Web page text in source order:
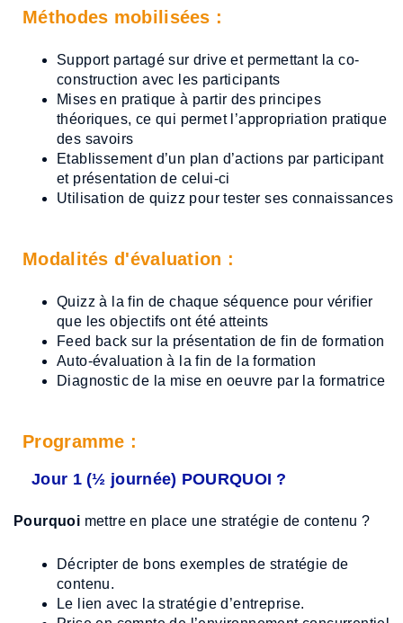
Méthodes mobilisées :
Support partagé sur drive et permettant la co-
construction avec les participants
Mises en pratique à partir des principes
théoriques, ce qui permet l’appropriation pratique
des savoirs
Etablissement d’un plan d’actions par participant
et présentation de celui-ci
Utilisation de quizz pour tester ses connaissances
Modalités d'évaluation :
Quizz à la fin de chaque séquence pour vérifier
que les objectifs ont été atteints
Feed back sur la présentation de fin de formation
Auto-évaluation à la fin de la formation
Diagnostic de la mise en oeuvre par la formatrice
Programme :
Jour 1 (½ journée) POURQUOI ?
Pourquoi mettre en place une stratégie de contenu​ ?
Décripter de bons exemples de stratégie de
contenu.
Le lien avec la stratégie d’entreprise.